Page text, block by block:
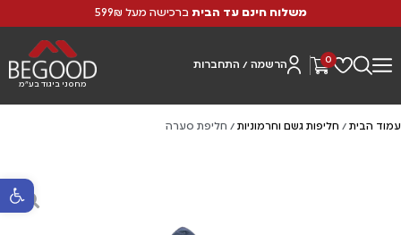
פתח
משלוח חינם עד הבית ברכישה מעל 599₪
0 הרשמה / התחברות
מחסני ביגוד בע"מ
עמוד הבית / חליפות גשם וחרמוניות / חליפת סערה